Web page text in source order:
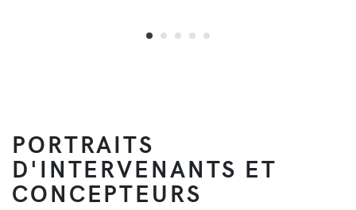
PORTRAITS
D'INTERVENANTS ET
CONCEPTEURS